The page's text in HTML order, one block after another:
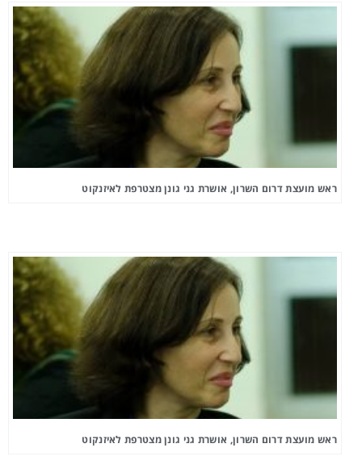
ראש מועצת דרום השרון, אושרת גני גונן מצטרפת לאיזנקוט
ראש מועצת דרום השרון, אושרת גני גונן מצטרפת לאיזנקוט